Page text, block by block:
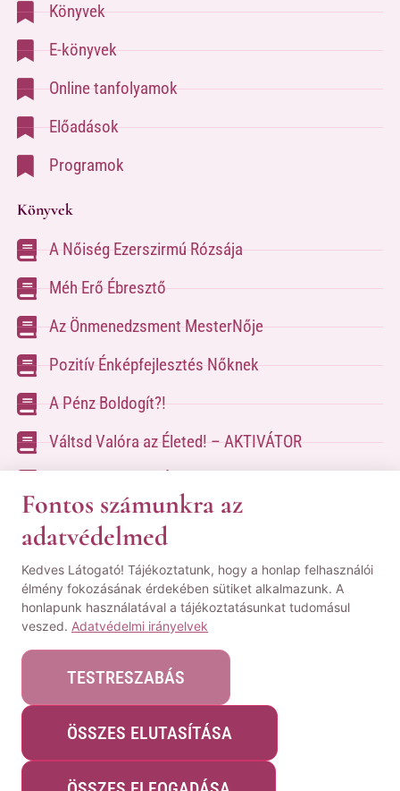
Könyvek
E-könyvek
Online tanfolyamok
Előadások
Programok
Könyvek
A Nőiség Ezerszirmú Rózsája
Méh Erő Ébresztő
Az Önmenedzsment MesterNője
Pozitív Énképfejlesztés Nőknek
A Pénz Boldogít?!
Váltsd Valóra az Életed! – AKTIVÁTOR
A kapcsolatfelvételhez kérlek tölsd ki az űrlapot
aKapcsolat oldalon
© Minden jog fenntartva! | Pozsgai Nikoletta Tudástára.
|ÁSZF|Adatvédelmi Nyilatkozat
Webshopot készítette:WeblapMentor
Fontos számunkra az
adatvédelmed
Kedves Látogató! Tájékoztatunk, hogy a honlap felhasználói
élmény fokozásának érdekében sütiket alkalmazunk. A
honlapunk használatával a tájékoztatásunkat tudomásul
veszed. Adatvédelmi irányelvek
TESTRESZABÁS
ÖSSZES ELUTASÍTÁSA